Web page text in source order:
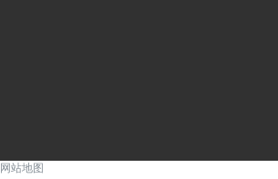
网站地图